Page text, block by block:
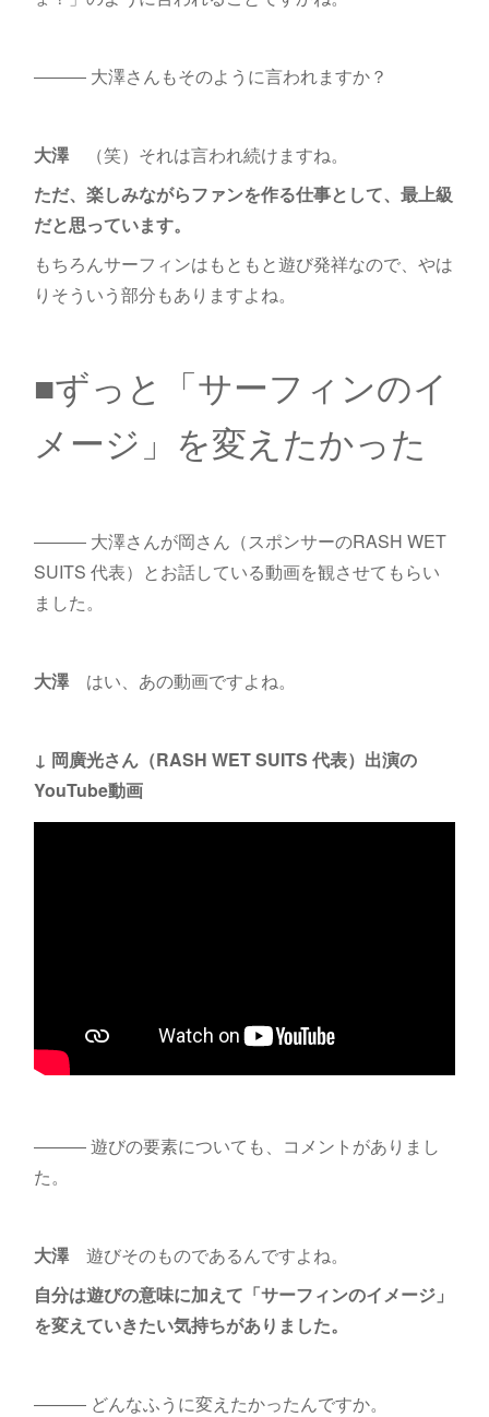
――― 大澤さんもそのように言われますか？
大澤
（笑）それは言われ続けますね。
ただ、楽しみながらファンを作る仕事として、最上級
だと思っています。
もちろんサーフィンはもともと遊び発祥なので、やは
りそういう部分もありますよね。
■ずっと「サーフィンのイ
メージ」を変えたかった
――― 大澤さんが岡さん（スポンサーのRASH WET
SUITS 代表）とお話している動画を観させてもらい
ました。
大澤 はい、あの動画ですよね。
↓ 岡廣光さん（RASH WET SUITS 代表）出演の
YouTube動画
――― 遊びの要素についても、コメントがありまし
た。
大澤 遊びそのものであるんですよね。
自分は遊びの意味に加えて「サーフィンのイメージ」
を変えていきたい気持ちがありました。
――― どんなふうに変えたかったんですか。